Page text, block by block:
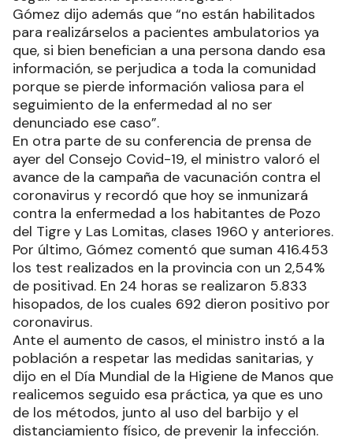
Gómez dijo además que “no están habilitados
para realizárselos a pacientes ambulatorios ya
que, si bien benefician a una persona dando esa
información, se perjudica a toda la comunidad
porque se pierde información valiosa para el
seguimiento de la enfermedad al no ser
denunciado ese caso”.
En otra parte de su conferencia de prensa de
ayer del Consejo Covid-19, el ministro valoró el
avance de la campaña de vacunación contra el
coronavirus y recordó que hoy se inmunizará
contra la enfermedad a los habitantes de Pozo
del Tigre y Las Lomitas, clases 1960 y anteriores.
Por último, Gómez comentó que suman 416.453
los test realizados en la provincia con un 2,54%
de positivad. En 24 horas se realizaron 5.833
hisopados, de los cuales 692 dieron positivo por
coronavirus.
Ante el aumento de casos, el ministro instó a la
población a respetar las medidas sanitarias, y
dijo en el Día Mundial de la Higiene de Manos que
realicemos seguido esa práctica, ya que es uno
de los métodos, junto al uso del barbijo y el
distanciamiento físico, de prevenir la infección.